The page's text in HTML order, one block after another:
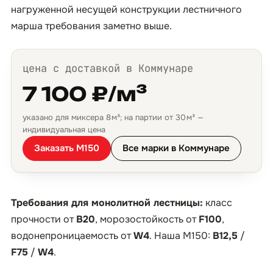
нагруженной несущей конструкции лестничного
марша требования заметно выше.
цена с доставкой в Коммунаре
7 100 ₽/м³
указано для миксера 8 м³; на партии от 30 м³ —
индивидуальная цена
Заказать М150 Все марки в Коммунаре
Требования для монолитной лестницы: класс
прочности отB20, морозостойкость отF100,
водонепроницаемость отW4. Наша М150: B12,5 /
F75 / W4.